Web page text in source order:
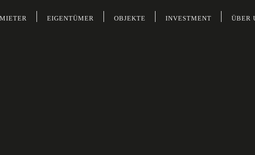
MIETER EIGENTÜMER OBJEKTE INVESTMENT ÜBER